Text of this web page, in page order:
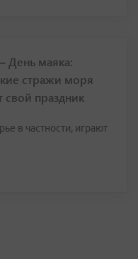
День маяка:
стражи моря
свой праздник
в частности, играют